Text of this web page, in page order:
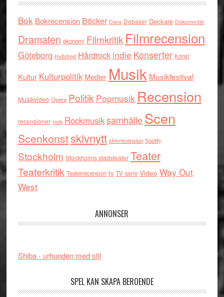
Bok Bokrecension Böcker Dans Debaser Deckare Dokumentär
Dramaten ekonomi Filmkritik Filmrecension
Göteborg Hultsfred Hårdrock indie Konserter Konst
Kultur Kulturpolitik Medier Musik Musikfestival
Musikvideo Opera Politik Popmusik Recension
recensioner rock RockmusiksamhälleScen
Scenkonstskivnytt skivrecension Spotify
Stockholm Stockholms stadsteater Teater
Teaterkritik Teaterrecension tv TV-serie Video Way Out
West
ANNONSER
Shiba - urhunden med stil
SPEL KAN SKAPA BEROENDE